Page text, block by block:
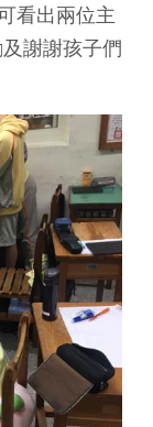
看出兩位主
謝謝孩子們